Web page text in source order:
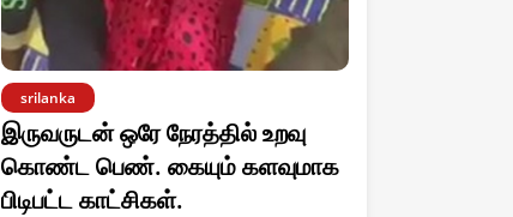
srilanka
இருவருடன் ஒரே நேரத்தில் உறவு
கொண்ட பெண். கையும் களவுமாக
பிடிபட்ட காட்சிகள்.